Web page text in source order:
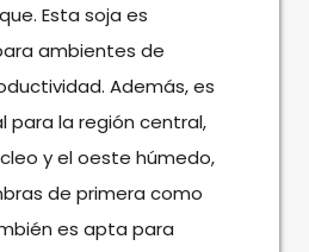
Esta soja es
ambientes de
Además, es
para la región central,
y el oeste húmedo,
de primera como
es apta para